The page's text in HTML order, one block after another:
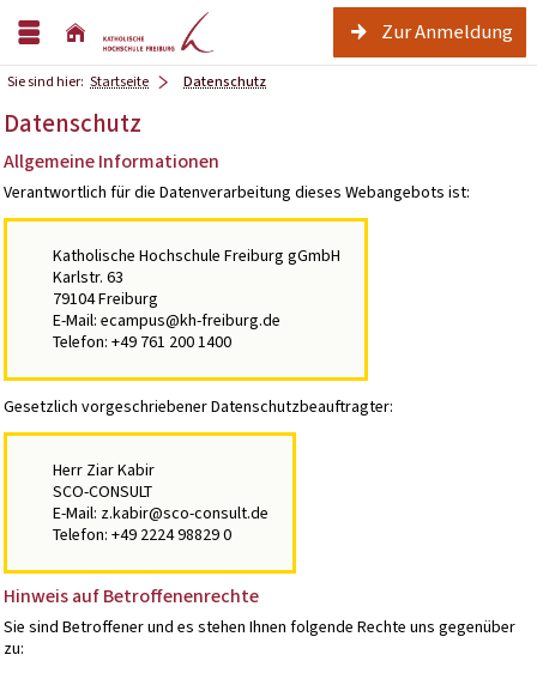
Zur Anmeldung
Sie sind hier: Startseite Datenschutz
Datenschutz
Allgemeine Informationen
Verantwortlich für die Datenverarbeitung dieses Webangebots ist:
Katholische Hochschule Freiburg gGmbH
Karlstr. 63
79104 Freiburg
E-Mail: ecampus@kh-freiburg.de
Telefon: +49 761 200 1400
Gesetzlich vorgeschriebener Datenschutzbeauftragter:
Herr Ziar Kabir
SCO-CONSULT
E-Mail: z.kabir@sco-consult.de
Telefon: +49 2224 98829 0
Hinweis auf Betroffenenrechte
Sie sind Betroffener und es stehen Ihnen folgende Rechte uns gegenüber
zu: